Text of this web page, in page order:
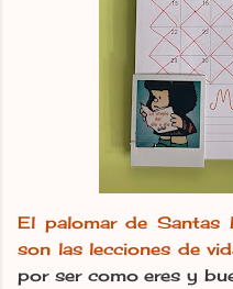
El palomar de Santas
son las lecciones de
por ser como eres y